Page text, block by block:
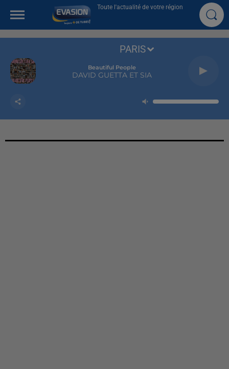
Toute l'actualité de votre région
Beautiful People
DAVID GUETTA ET SIA
PARIS